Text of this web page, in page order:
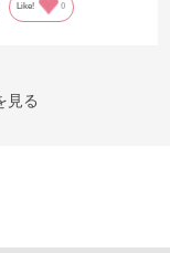
Like! 0
見る